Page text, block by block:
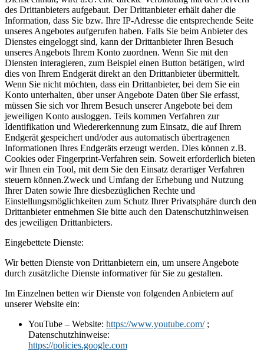
des Drittanbieters aufgebaut. Der Drittanbieter erhält daher die
Information, dass Sie bzw. Ihre IP-Adresse die entsprechende Seite
unseres Angebotes aufgerufen haben. Falls Sie beim Anbieter des
Dienstes eingeloggt sind, kann der Drittanbieter Ihren Besuch
unseres Angebots Ihrem Konto zuordnen. Wenn Sie mit den
Diensten interagieren, zum Beispiel einen Button betätigen, wird
dies von Ihrem Endgerät direkt an den Drittanbieter übermittelt.
Wenn Sie nicht möchten, dass ein Drittanbieter, bei dem Sie ein
Konto unterhalten, über unser Angebote Daten über Sie erfasst,
müssen Sie sich vor Ihrem Besuch unserer Angebote bei dem
jeweiligen Konto ausloggen. Teils kommen Verfahren zur
Identifikation und Wiedererkennung zum Einsatz, die auf Ihrem
Endgerät gespeichert und/oder aus automatisch übertragenen
Informationen Ihres Endgeräts erzeugt werden. Dies können z.B.
Cookies oder Fingerprint-Verfahren sein. Soweit erforderlich bieten
wir Ihnen ein Tool, mit dem Sie den Einsatz derartiger Verfahren
steuern können.Zweck und Umfang der Erhebung und Nutzung
Ihrer Daten sowie Ihre diesbezüglichen Rechte und
Einstellungsmöglichkeiten zum Schutz Ihrer Privatsphäre durch den
Drittanbieter entnehmen Sie bitte auch den Datenschutzhinweisen
des jeweiligen Drittanbieters.
Eingebettete Dienste:
Wir betten Dienste von Drittanbietern ein, um unsere Angebote
durch zusätzliche Dienste informativer für Sie zu gestalten.
Im Einzelnen betten wir Dienste von folgenden Anbietern auf
unserer Website ein:
YouTube – Website: https://www.youtube.com/;
Datenschutzhinweise:
https://policies.google.com